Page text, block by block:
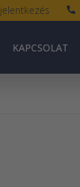
KAPCSOLAT